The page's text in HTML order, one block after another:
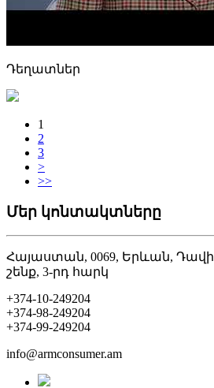
Դեղատներ
1
2
3
>
>>
Մեր կոնտակտները
Հայաստան, 0069, Երևան,
շենք, 3-րդ հարկ
+374-10-249204
+374-98-249204
+374-99-249204
info@armconsumer.am